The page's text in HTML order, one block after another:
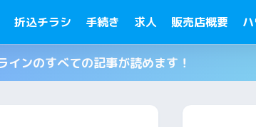
折込チラシ 手続き 求人 販売店概要
ンのすべての記事が読めます！